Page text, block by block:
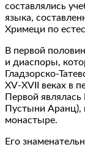
составлялись
языка,
Хримеци по
В первой
и диаспоры,
Гладзорско-
XV-XVII веках в
Первой
Пустыни Аранц),
монастыре.
Его